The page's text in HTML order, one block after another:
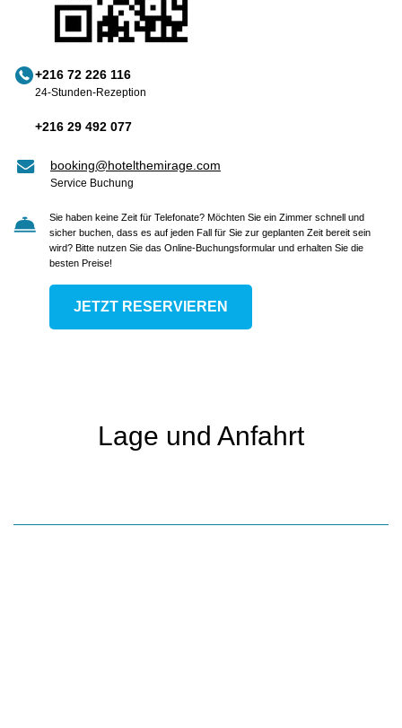
+216 72 226 116
24-Stunden-Rezeption
+216 29 492 077
booking@hotelthemirage.com
Service Buchung
Sie haben keine Zeit für Telefonate? Möchten Sie ein Zimmer schnell und
sicher buchen, dass es auf jeden Fall für Sie zur geplanten Zeit bereit sein
wird? Bitte nutzen Sie das Online-Buchungsformular und erhalten Sie die
besten Preise!
JETZT RESERVIEREN
Lage und Anfahrt